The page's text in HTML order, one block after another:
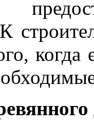
когда